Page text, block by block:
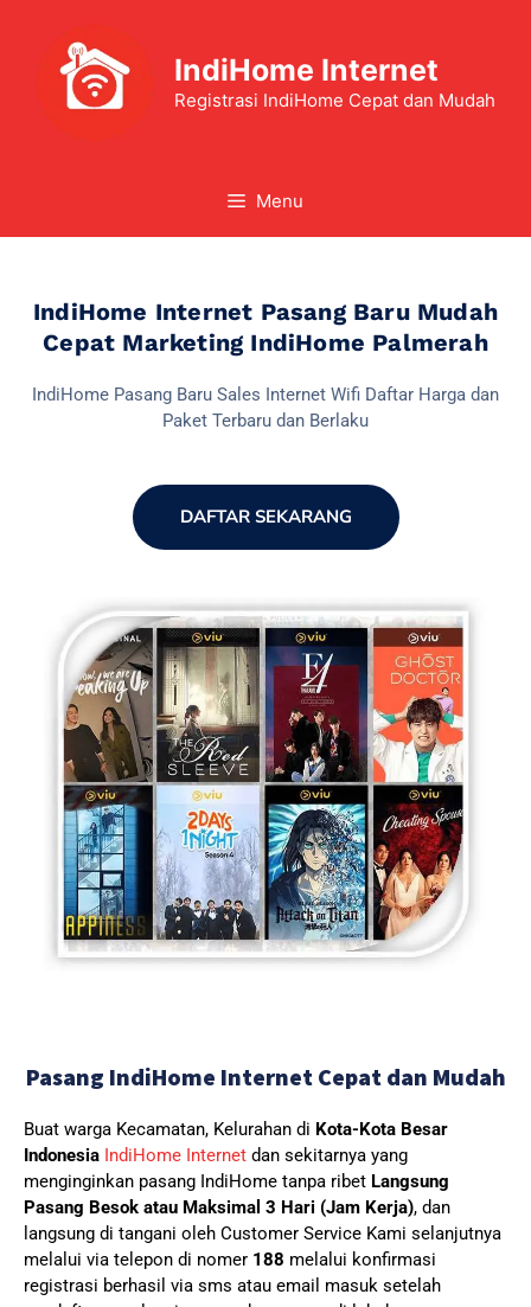
IndiHome Internet
Registrasi IndiHome Cepat dan Mudah
Menu
IndiHome Internet Pasang Baru Mudah
Cepat Marketing IndiHome Palmerah
IndiHome Pasang Baru Sales Internet Wifi Daftar Harga dan
Paket Terbaru dan Berlaku
DAFTAR SEKARANG
Pasang IndiHome Internet Cepat dan Mudah
Buat warga Kecamatan, Kelurahan di Kota-Kota Besar
Indonesia IndiHome Internet dan sekitarnya yang
menginginkan pasang IndiHome tanpa ribet Langsung
Pasang Besok atau Maksimal 3 Hari (Jam Kerja), dan
langsung di tangani oleh Customer Service Kami selanjutnya
melalui via telepon di nomer 188 melalui konfirmasi
registrasi berhasil via sms atau email masuk setelah